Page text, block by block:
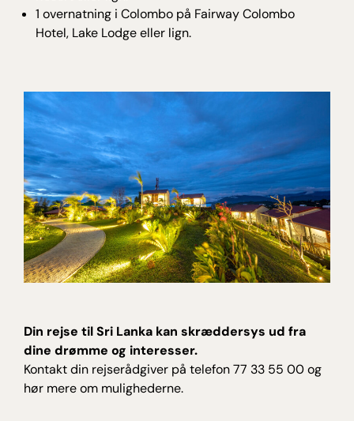
1 overnatning i Colombo på Fairway Colombo
Hotel, Lake Lodge eller lign.
Din rejse til Sri Lanka kan skræddersys ud fra
dine drømme og interesser.
Kontakt din rejserådgiver på telefon 77 33 55 00 og
hør mere om mulighederne.